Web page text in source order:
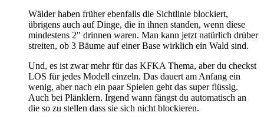
Wälder haben früher ebenfalls die Sichtlinie blockiert,
übrigens auch auf Dinge, die in ihnen standen, wenn diese
mindestens 2" drinnen waren. Man kann jetzt natürlich drüber
streiten, ob 3 Bäume auf einer Base wirklich ein Wald sind.
Und, es ist zwar mehr für das KFKA Thema, aber du checkst
LOS für jedes Modell einzeln. Das dauert am Anfang ein
wenig, aber nach ein paar Spielen geht das super flüssig.
Auch bei Plänklern. Irgend wann fängst du automatisch an
die so zu stellen dass sie sich nicht blockieren.